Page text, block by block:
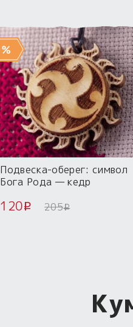
Подвеска-оберег: символ
Бога Рода — кедр
120i 205i